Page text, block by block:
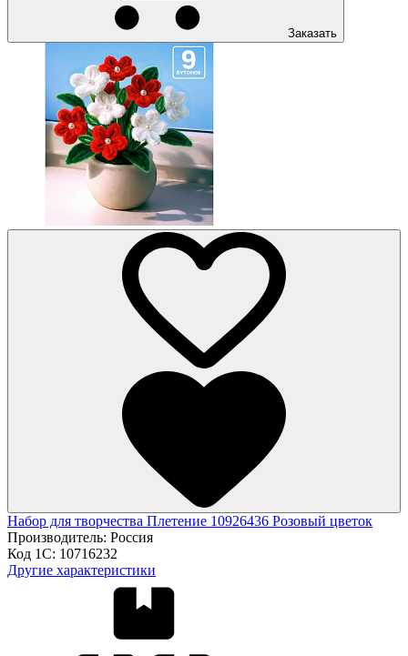
Заказать
Набор для творчества Плетение 10926436 Розовый цветок
Производитель: Россия
Код 1С: 10716232
Другие характеристики